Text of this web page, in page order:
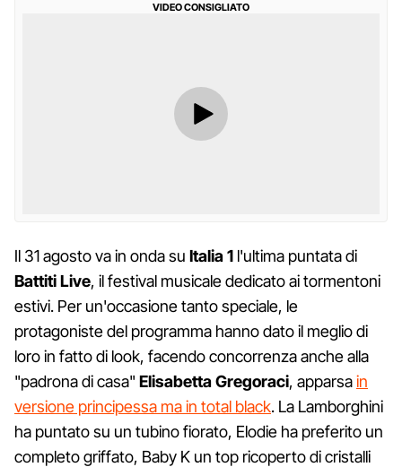
VIDEO CONSIGLIATO
Il 31 agosto va in onda su Italia 1 l'ultima puntata di
Battiti Live, il festival musicale dedicato ai tormentoni
estivi. Per un'occasione tanto speciale, le
protagoniste del programma hanno dato il meglio di
loro in fatto di look, facendo concorrenza anche alla
"padrona di casa" Elisabetta Gregoraci, apparsain
versione principessa ma in total black. La Lamborghini
ha puntato su un tubino fiorato, Elodie ha preferito un
completo griffato, Baby K un top ricoperto di cristalli